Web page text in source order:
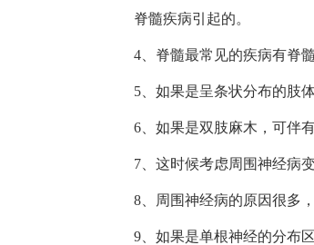
脊髓疾病引起的。
4、脊髓最常见的疾病有脊
5、如果是呈条状分布的肢
6、如果是双肢麻木，可伴
7、这时候考虑周围神经病变
8、周围神经病的原因很多
9、如果是单根神经的分布